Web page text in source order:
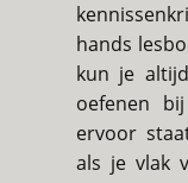
hands
kun je
oefenen
ervoor
als je vlak